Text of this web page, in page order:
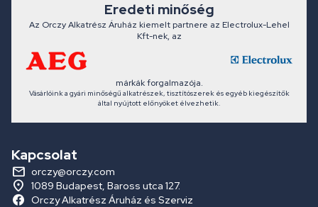
Eredeti minőség
Az Orczy Alkatrész Áruház kiemelt partnere az Electrolux-Lehel
Kft-nek, az
márkák forgalmazója.
Vásárlóink a gyári minőségű alkatrészek, tisztítószerek és egyéb kiegészítők
által nyújtott előnyöket élvezhetik.
Kapcsolat
orczy@orczy.com
1089 Budapest, Baross utca 127.
Orczy Alkatrész Áruház és Szerviz